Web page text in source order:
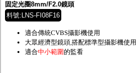
固定光圈8mm/F2.0鏡頭
料號:LNS-FI08F16
適合傳統CVBS攝影機使用
大眾經濟型鏡頭,搭配標準型攝影機使用
適合中小範圍的監看